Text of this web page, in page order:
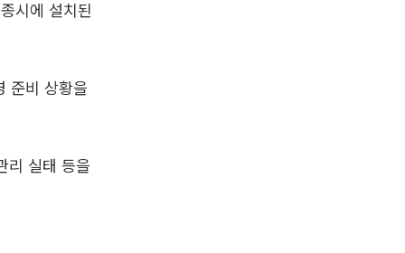
시에 설치된
준비 상황을
리 실태 등을